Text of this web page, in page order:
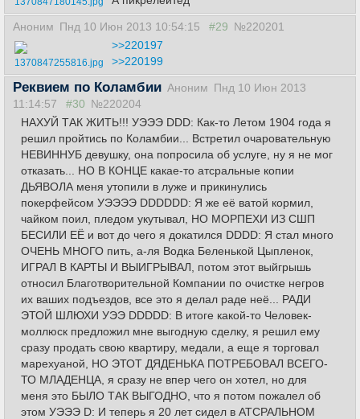
Аноним Пнд 10 Июн 2013 10:54:15 #29 №220201
1370847255816.jpg
>>220197
>>220199
Реквием по Коламбии Аноним Пнд 10 Июн 2013
11:14:57
#30 №220204
НАХУЙ ТАК ЖИТЬ!!! УЭЭЭ DDD: Как-то Летом 1904 года я
решил пройтись по Коламбии... Встретил очаровательную
НЕВИННУБ девушку, она попросила об услуге, ну я не мог
отказать... НО В КОНЦЕ какае-то атсральные копии
ДЬЯВОЛА меня утопили в луже и прикинулись
покерфейсом УЭЭЭЭ DDDDDD: Я же её ватой кормил,
чайком поил, пледом укутывал, НО МОРПЕХИ ИЗ СШП
БЕСИЛИ ЕЁ и вот до чего я докатился DDDD: Я стал много
ОЧЕНЬ МНОГО пить, а-ля Водка Беленькой Цыпленок,
ИГРАЛ В КАРТЫ И ВЫИГРЫВАЛ, потом этот выйгрышь
относил Благотворительной Компании по очистке негров
их ваших подъездов, все это я делал раде неё... РАДИ
ЭТОЙ ШЛЮХИ УЭЭ DDDDD: В итоге какой-то Человек-
моллюск предложил мне выгодную сделку, я решил ему
сразу продать свою квартиру, медали, а еще я торговал
марехуаной, НО ЭТОТ ДЯДЕНЬКА ПОТРЕБОВАЛ ВСЕГО-
ТО МЛАДЕНЦА, я сразу не впер чего он хотел, но для
меня это БЫЛО ТАК ВЫГОДНО, что я потом пожалел об
этом УЭЭЭ D: И теперь я 20 лет сидел в АТСРАЛЬНОМ